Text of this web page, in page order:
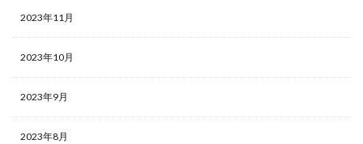
2023年11月
2023年10月
2023年9月
2023年8月